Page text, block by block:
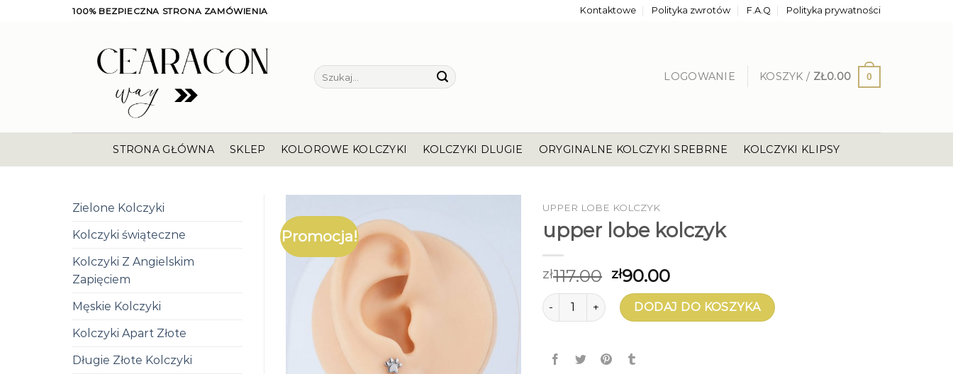
100% BEZPIECZNA STRONA ZAMÓWIENIA Kontaktowe Polityka zwrotów F.A.Q Polityka prywatności
Szukaj: LOGOWANIE KOSZYK / ZŁ0.00 0
STRONA GŁÓWNA SKLEP KOLOROWE KOLCZYKI KOLCZYKI DLUGIE ORYGINALNE KOLCZYKI SREBRNE KOLCZYKI KLIPSY
Zielone Kolczyki
Kolczyki świąteczne
Kolczyki Z Angielskim
Zapięciem
Męskie Kolczyki
Kolczyki Apart Złote
Długie Złote Kolczyki
Promocja!
UPPER LOBE KOLCZYK
upper lobe kolczyk
zł117.00 zł90.00
ilość upper lobe kolczykDODAJ DO KOSZYKA